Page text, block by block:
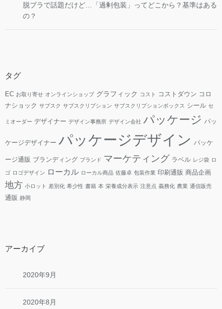
脱プラで話題だけど…「過剰包装」ってどこから？基準はある
の？
タグ
EC お取り寄せ オンラインショップ グラフィック コスト コストダウン コロ
ナショック サブスク サブスクリプション サブスクリプションボックス シール セ
ミオーダー デザイナー デザイン事務所 デザイン会社 パッケージ パッ
ケージデザイナー パッケージデザイン パッケ
ージ通販 ブランディング ブランド マーケティング ラベル レジ袋 ロ
ゴ ロゴデザイン ローカル ローカル商品 佐藤卓 包装作業 印刷通販 商品企画
地方 小ロット 差別化 希少性 書籍 本 栄養成分表示 注意点 義務化 農業 通信販売
通販 静岡
アーカイブ
2020年9月
2020年8月